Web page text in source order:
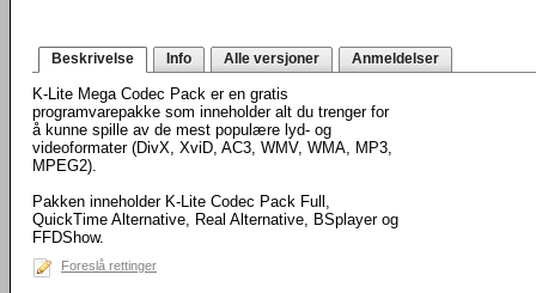
Beskrivelse Info Alle versjoner Anmeldelser
K-Lite Mega Codec Pack er en gratis
programvarepakke som inneholder alt du trenger for
å kunne spille av de mest populære lyd- og
videoformater (DivX, XviD, AC3, WMV, WMA, MP3,
MPEG2).
Pakken inneholder K-Lite Codec Pack Full,
QuickTime Alternative, Real Alternative, BSplayer og
FFDShow.
Foreslå rettinger